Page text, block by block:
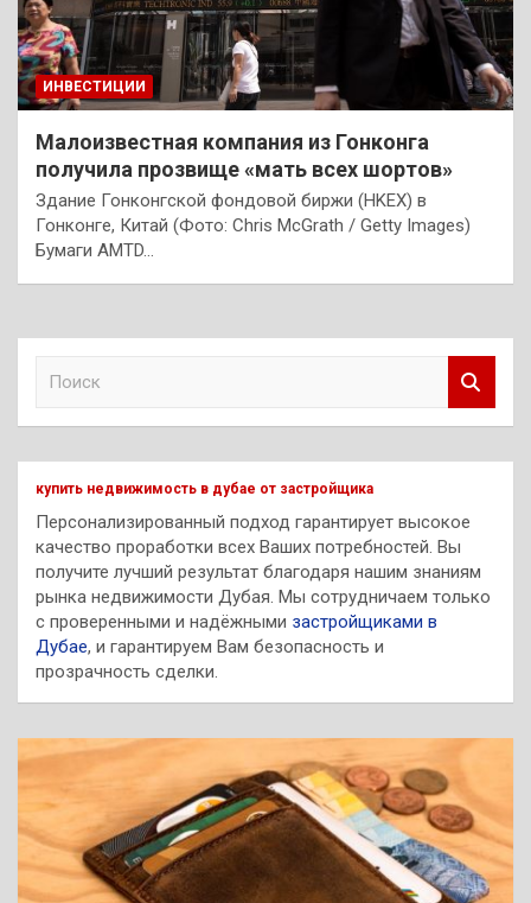
ИНВЕСТИЦИИ
Малоизвестная компания из Гонконга
получила прозвище «мать всех шортов»
Здание Гонконгской фондовой биржи (HKEX) в
Гонконге, Китай (Фото: Chris McGrath / Getty Images)
Бумаги AMTD…
к
купить недвижимость в дубае от застройщика
Персонализированный подход гарантирует высокое
качество проработки всех Ваших потребностей. Вы
получите лучший результат благодаря нашим знаниям
рынка недвижимости Дубая. Мы сотрудничаем только
с проверенными и надёжными застройщиками в
Дубае, и гарантируем Вам безопасность и
прозрачность сделки.